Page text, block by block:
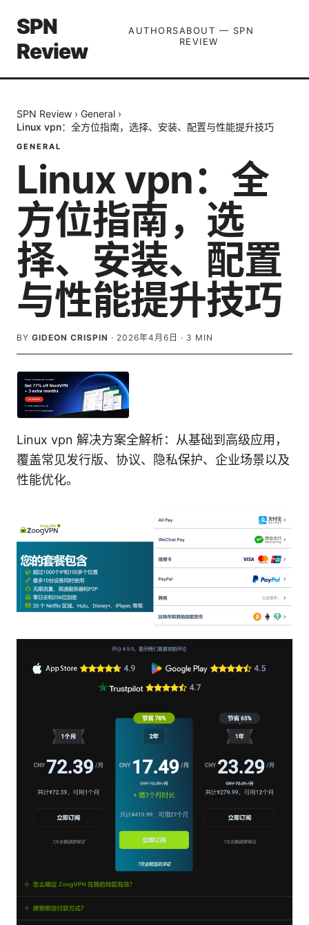
SPN
Review
AUTHORSABOUT — SPN
REVIEW
SPN Review › General ›
Linux vpn：全方位指南，选择、安装、配置与性能提升技巧
GENERAL
Linux vpn：全
方位指南，选
择、安装、配置
与性能提升技巧
BY GIDEON CRISPIN · 2026年4月6日 · 3 MIN
Linux vpn 解决方案全解析：从基础到高级应用，
覆盖常见发行版、协议、隐私保护、企业场景以及
性能优化。